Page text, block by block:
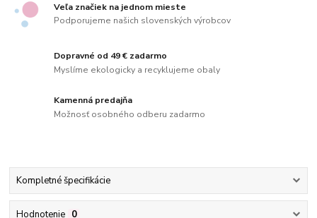
Veľa značiek na jednom mieste
Podporujeme našich slovenských výrobcov
Dopravné od 49 € zadarmo
Myslíme ekologicky a recyklujeme obaly
Kamenná predajňa
Možnosť osobného odberu zadarmo
Kompletné špecifikácie
Hodnotenie 0